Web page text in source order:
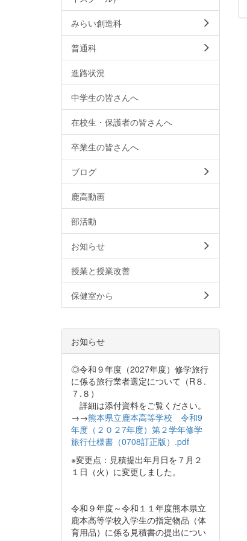
みらい創造科
普通科
進路状況
中学生の皆さんへ
在校生・保護者の皆さんへ
卒業生の皆さんへ
ブログ
鹿高動画
部活動
お知らせ
授業と授業改善
保健室から
お知らせ
◎令和９年度（2027年度）修学旅行
に係る旅行業者選定について（R８.
７.８）
詳細は添付資料をご覧ください。
→→熊本県立鹿本高等学校 令和9
年度（２０２7年度）第２学年修学
旅行仕様書（0708訂正版）.pdf
※変更点：見積提出年月日を７月２
１日（火）に変更しました。
令和９年度～令和１１年度熊本県立
鹿本高等学校入学生の指定物品（体
育用品）に係る見積書の提出につい